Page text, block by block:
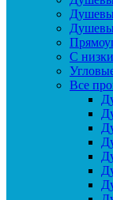
С
Все